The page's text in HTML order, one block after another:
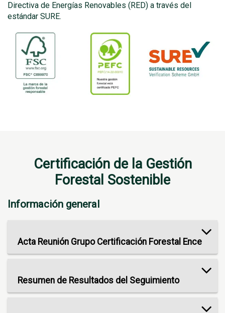
Directiva de Energías Renovables (RED) a través del
estándar SURE.
Certificación de la Gestión
Forestal Sostenible
Información general
Acta Reunión Grupo Certificación Forestal Ence
Resumen de Resultados del Seguimiento